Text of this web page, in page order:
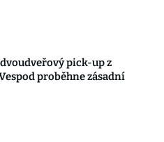
dvoudveřový pick-up z
proběhne zásadní